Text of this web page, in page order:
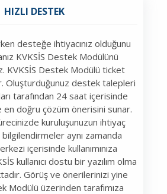
HIZLI DESTEK
desteğe ihtiyacınız olduğunu
KVKSİS Destek Modülünü
KVKSİS Destek Modülü ticket
Oluşturduğunuz destek talepleri
tarafından 24 saat içerisinde
en doğru çözüm önerisini sunar.
kuruluşunuzun ihtiyaç
aynı zamanda
içerisinde kullanımınıza
kullanıcı dostu bir yazılım olma
Görüş ve önerilerinizi yine
Modülü üzerinden tarafımıza